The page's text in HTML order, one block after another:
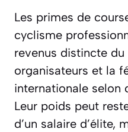
Les primes de
cyclisme
revenus distincte du
organisateurs et la
internationale selon
Leur poids peut
d’un salaire d’élite,